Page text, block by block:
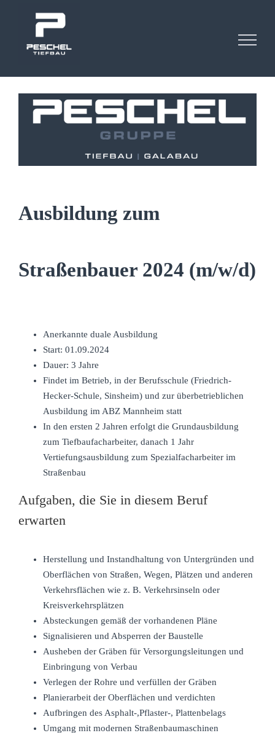
Ausbildung zum
Straßenbauer 2024 (m/w/d)
Anerkannte duale Ausbildung
Start: 01.09.2024
Dauer: 3 Jahre
Findet im Betrieb, in der Berufsschule (Friedrich-
Hecker-Schule, Sinsheim) und zur überbetrieblichen
Ausbildung im ABZ Mannheim statt
In den ersten 2 Jahren erfolgt die Grundausbildung
zum Tiefbaufacharbeiter, danach 1 Jahr
Vertiefungsausbildung zum Spezialfacharbeiter im
Straßenbau
Aufgaben, die Sie in diesem Beruf
erwarten
Herstellung und Instandhaltung von Untergründen und
Oberflächen von Straßen, Wegen, Plätzen und anderen
Verkehrsflächen wie z. B. Verkehrsinseln oder
Kreisverkehrsplätzen
Absteckungen gemäß der vorhandenen Pläne
Signalisieren und Absperren der Baustelle
Ausheben der Gräben für Versorgungsleitungen und
Einbringung von Verbau
Verlegen der Rohre und verfüllen der Gräben
Planierarbeit der Oberflächen und verdichten
Aufbringen des Asphalt-,Pflaster-, Plattenbelags
Umgang mit modernen Straßenbaumaschinen